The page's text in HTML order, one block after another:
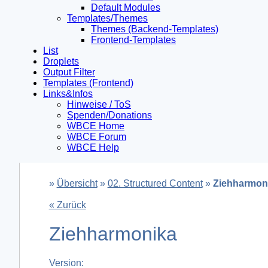
Default Modules
Templates/Themes
Themes (Backend-Templates)
Frontend-Templates
List
Droplets
Output Filter
Templates (Frontend)
Links&Infos
Hinweise / ToS
Spenden/Donations
WBCE Home
WBCE Forum
WBCE Help
» Übersicht» 02. Structured Content»
« Zurück
Ziehharmonika
Version: